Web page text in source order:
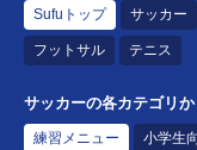
Sufuトップ サッカー
フットサル テニス
サッカーの各カテゴリ
練習メニュー 小学生